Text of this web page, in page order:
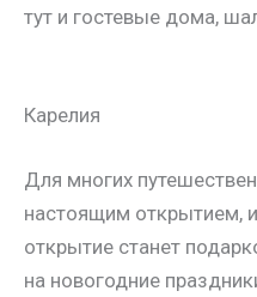
тут и гостевые дома,
Карелия
Для многих
настоящим открытием,
открытие станет
на новогодние